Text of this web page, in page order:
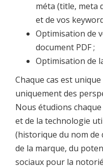
méta (title, meta
et de vos
Optimisation de
document PDF ;
Optimisation de
Chaque cas est
uniquement des
Nous étudions
et de la technologie
(historique du nom de
de la marque, du
sociaux pour la